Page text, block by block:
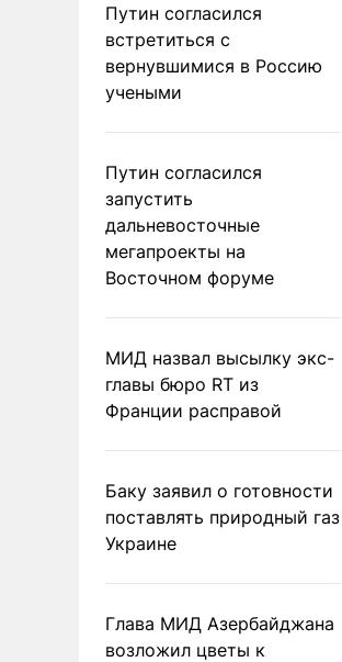
Путин согласился
встретиться с
вернувшимися в Россию
учеными
Путин согласился
запустить
дальневосточные
мегапроекты на
Восточном форуме
МИД назвал высылку экс-
главы бюро RT из
Франции расправой
Баку заявил о готовности
поставлять природный газ
Украине
Глава МИД Азербайджана
возложил цветы к